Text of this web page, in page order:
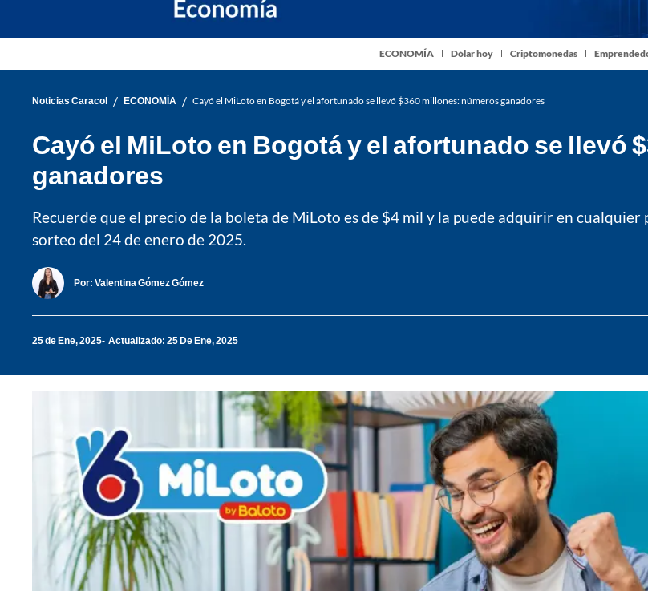
ECONOMÍA Dólar hoy Criptomonedas
Noticias Caracol / ECONOMÍA / Cayó el MiLoto en Bogotá y el afortunado se llevó $360 millones: números ganadores
Cayó el MiLoto en Bogotá y el afortunado se llevó
ganadores
Recuerde que el precio de la boleta de MiLoto es de $4 mil y la puede adquirir en cualquier
sorteo del 24 de enero de 2025.
Por: Valentina Gómez Gómez
25 de Ene, 2025 Actualizado: 25 De Ene, 2025